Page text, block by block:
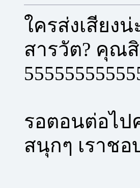
ใครส่งเสียงน่
สารวัต? คุณ
รอตอนต่อไป
สนุกๆ เราชอ